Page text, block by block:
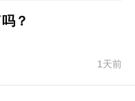
？
1天前